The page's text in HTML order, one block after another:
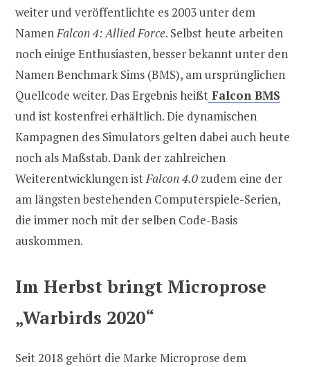
weiter und veröffentlichte es 2003 unter dem
NamenFalcon 4: Allied Force. Selbst heute arbeiten
noch einige Enthusiasten, besser bekannt unter den
Namen Benchmark Sims (BMS), am ursprünglichen
Quellcode weiter. Das Ergebnis heißt Falcon BMS
und ist kostenfrei erhältlich. Die dynamischen
Kampagnen des Simulators gelten dabei auch heute
noch als Maßstab. Dank der zahlreichen
Weiterentwicklungen istFalcon 4.0 zudem eine der
am längsten bestehenden Computerspiele-Serien,
die immer noch mit der selben Code-Basis
auskommen.
Im Herbst bringt Microprose
„Warbirds 2020“
Seit 2018 gehört die Marke Microprose dem